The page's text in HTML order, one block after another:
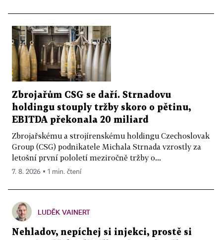
Zbrojařům CSG se daří. Strnadovu
holdingu stouply tržby skoro o pětinu,
EBITDA překonala 20 miliard
Zbrojařskému a strojírenskému holdingu Czechoslovak
Group (CSG) podnikatele Michala Strnada vzrostly za
letošní první pololetí meziročně tržby o...
7. 8. 2026 ▪ 1 min. čtení
LUDĚK VAINERT
Nehladov, nepíchej si injekci, prostě si